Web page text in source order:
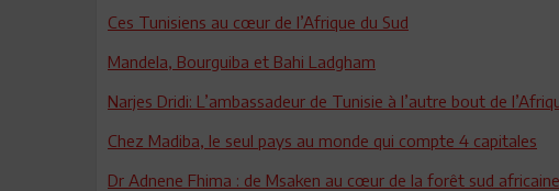
Ces Tunisiens au cœur de l’Afrique du Sud
Mandela, Bourguiba et Bahi Ladgham
Narjes Dridi: L’ambassadeur de Tunisie à l’autre bout de
Chez Madiba, le seul pays au monde qui compte 4 capitales
Dr Adnene Fhima : de Msaken au cœur de la forêt sud africaine